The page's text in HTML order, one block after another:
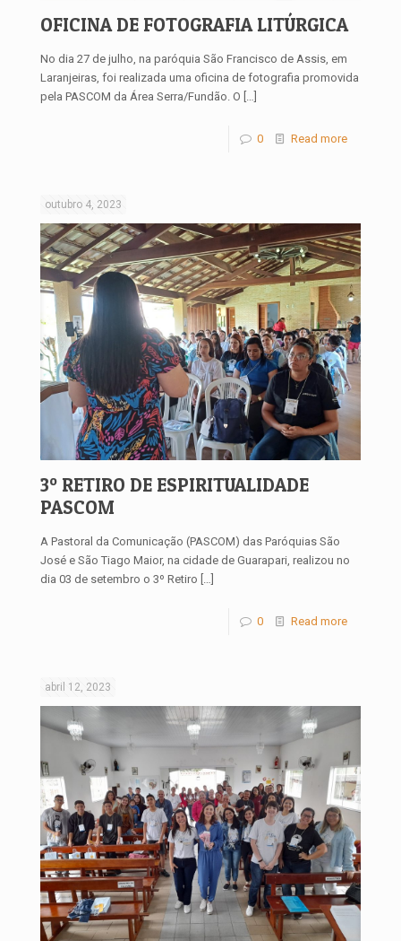
OFICINA DE FOTOGRAFIA LITÚRGICA
No dia 27 de julho, na paróquia São Francisco de Assis, em
Laranjeiras, foi realizada uma oficina de fotografia promovida
pela PASCOM da Área Serra/Fundão. O […]
0 Read more
outubro 4, 2023
3º RETIRO DE ESPIRITUALIDADE
PASCOM
A Pastoral da Comunicação (PASCOM) das Paróquias São
José e São Tiago Maior, na cidade de Guarapari, realizou no
dia 03 de setembro o 3º Retiro […]
0 Read more
abril 12, 2023